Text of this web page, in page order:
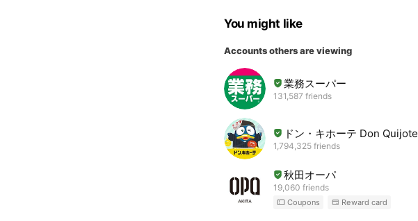
You might like
Accounts others are viewing
業務スーパー
131,587 friends
ドン・キホーテ Don Quijote
1,794,325 friends
秋田オーパ
19,060 friends
Coupons Reward card